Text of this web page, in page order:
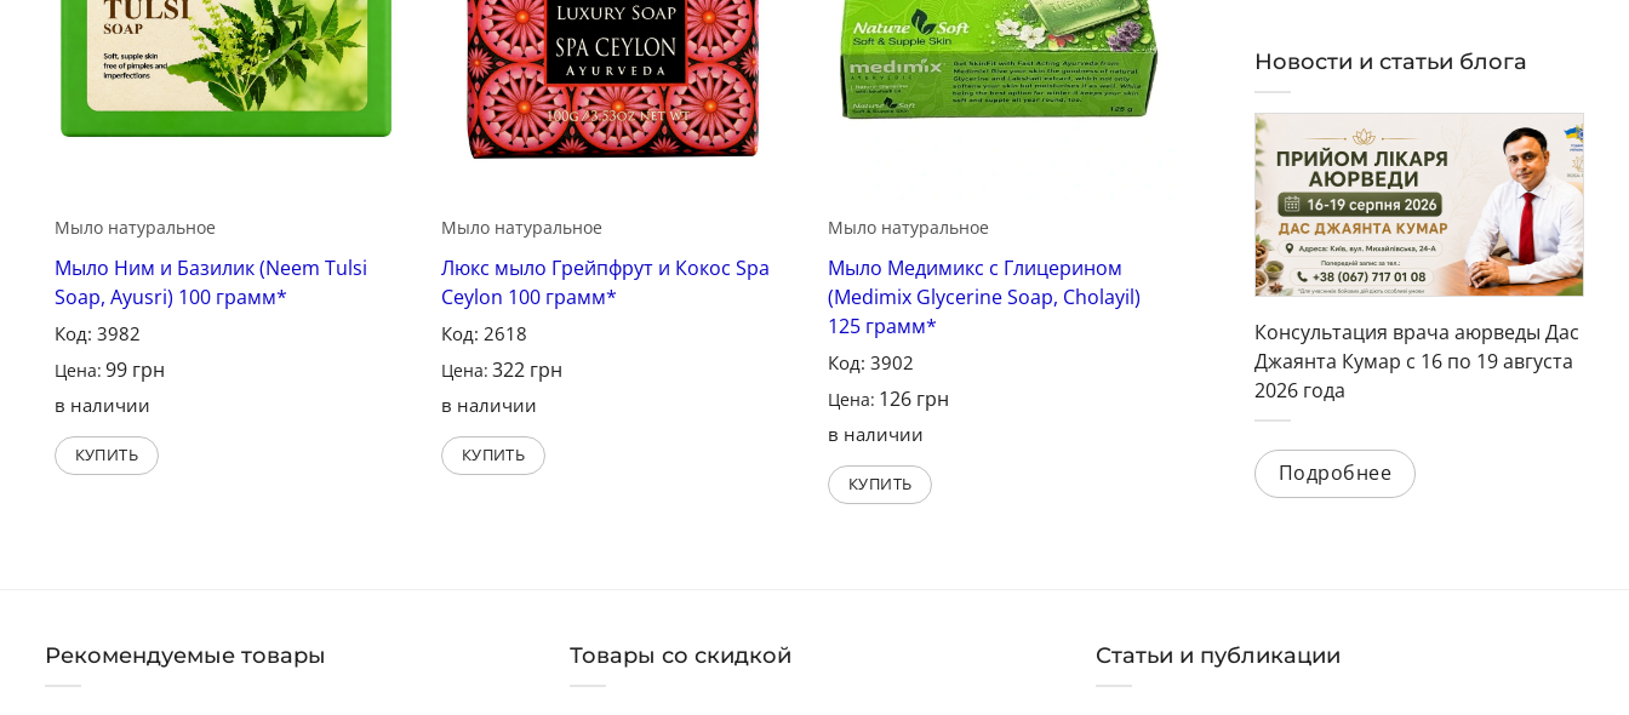
Новости и статьи блога
Консультация врача аюрведы Дас
Джаянта Кумар с 16 по 19 августа
2026 года
Подробнее
Мыло натуральное
Мыло Ним и Базилик (Neem Tulsi
Soap, Ayusri) 100 грамм*
Код: 3982
Цена: 99 грн
в наличии
КУПИТЬ
Мыло натуральное
Люкс мыло Грейпфрут и Кокос Spa
Ceylon 100 грамм*
Код: 2618
Цена: 322 грн
в наличии
КУПИТЬ
Мыло натуральное
Мыло Медимикс с Глицерином
(Medimix Glycerine Soap, Cholayil)
125 грамм*
Код: 3902
Цена: 126 грн
в наличии
КУПИТЬ
Мыло натуральное
Люкс мыло Цейлонский чай и
Иланг Spa Ceylon 100 грамм*
Код: 3751
Цена:322грн
в наличии
КУПИТЬ
Рекомендуемые товары Товары со скидкой Статьи и публикации